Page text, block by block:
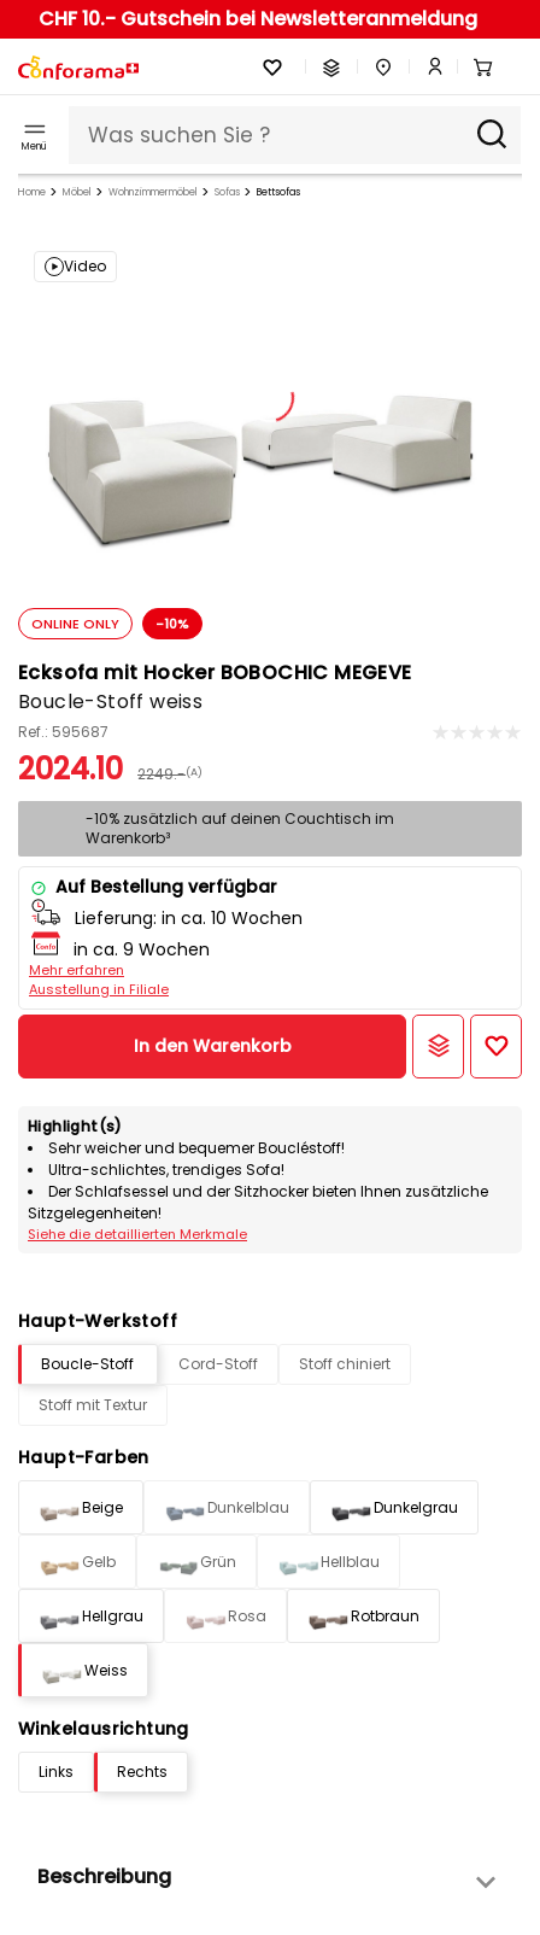
CHF 10.- Gutschein bei Newsletteranmeldung
Menü
Home Möbel Wohnzimmermöbel Sofas Bettsofas
Video
ONLINE ONLY -10%
Ecksofa mit Hocker BOBOCHIC MEGEVE
Boucle-Stoff weiss
Ref.: 595687
2024.10 2249.-(A)
-10% zusätzlich auf deinen Couchtisch im
Warenkorb³
Auf Bestellung verfügbar
Lieferung: in ca. 10 Wochen
in ca. 9 Wochen
Mehr erfahren
Ausstellung in Filiale
In den Warenkorb
Highlight(s)
Sehr weicher und bequemer Boucléstoff!
Ultra-schlichtes, trendiges Sofa!
Der Schlafsessel und der Sitzhocker bieten Ihnen zusätzliche
Sitzgelegenheiten!
Siehe die detaillierten Merkmale
Haupt-Werkstoff
Boucle-Stoff Cord-Stoff
Stoff chiniert
Stoff mit Textur
Haupt-Farben
Beige Dunkelblau Dunkelgrau
Gelb Grün Hellblau
Hellgrau Rosa Rotbraun
Weiss
Winkelausrichtung
Links Rechts
Beschreibung